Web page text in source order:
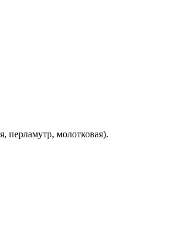
перламутр, молотковая).